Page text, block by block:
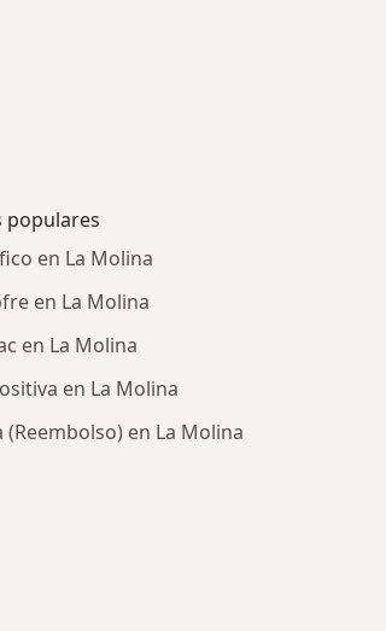
populares
en La Molina
en La Molina
en La Molina
en La Molina
en La Molina